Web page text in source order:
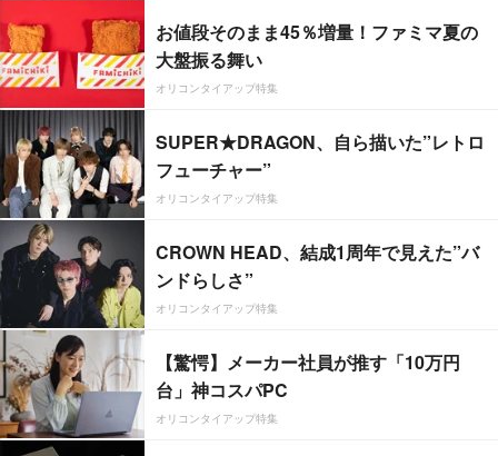
お値段そのまま45％増量！ファミマ夏の
大盤振る舞い
オリコンタイアップ特集
SUPER★DRAGON、自ら描いた”レトロ
フューチャー”
オリコンタイアップ特集
CROWN HEAD、結成1周年で見えた”バ
ンドらしさ”
オリコンタイアップ特集
【驚愕】メーカー社員が推す「10万円
台」神コスパPC
オリコンタイアップ特集